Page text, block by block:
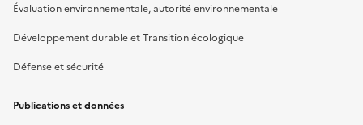
Évaluation environnementale, autorité environnementale
Développement durable et Transition écologique
Défense et sécurité
Publications et données